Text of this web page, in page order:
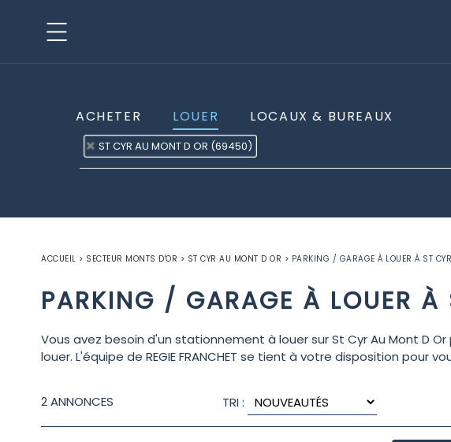
ACHETER LOUER LOCAUX & BUREAUX
ST CYR AU MONT D OR (69450)
ACCUEIL > SECTEUR MONTS D'OR > ST CYR AU MONT D OR > PARKING / GARAGE À LOUER À ST
PARKING / GARAGE À LOUER
Vous avez besoin d'un stationnement à louer sur St Cyr Au Mont D
louer. L'équipe de REGIE FRANCHET se tient à votre disposition pour
2ANNONCES TRI :